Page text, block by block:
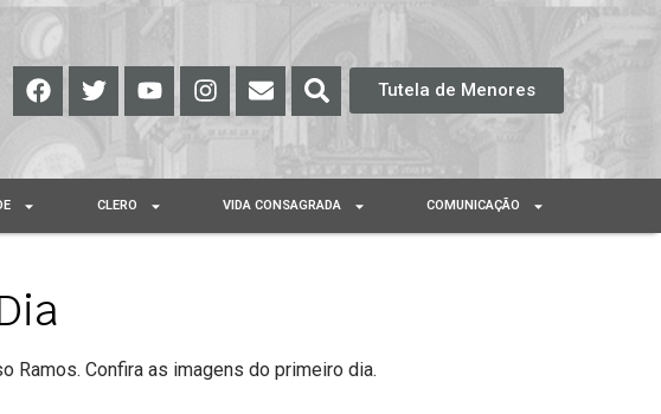
Tutela de Menores
CLERO VIDA CONSAGRADA COMUNICAÇÃO
Ramos. Confira as imagens do primeiro dia.